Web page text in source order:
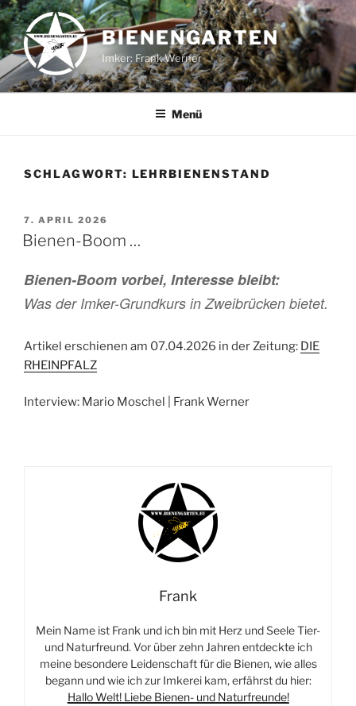
Zum
Inhalt
springen
BIENENGARTEN
Imker: Frank Werner
Menü
SCHLAGWORT: LEHRBIENENSTAND
VERÖFFENTLICHT
AM
7. APRIL 2026
Bienen-Boom …
Bienen-Boom vorbei, Interesse bleibt:
Was der Imker-Grundkurs in Zweibrücken bietet.
Artikel erschienen am 07.04.2026 in der Zeitung: DIE
RHEINPFALZ
Interview: Mario Moschel | Frank Werner
Frank
Mein Name ist Frank und ich bin mit Herz und Seele Tier-
und Naturfreund. Vor über zehn Jahren entdeckte ich
meine besondere Leidenschaft für die Bienen, wie alles
begann und wie ich zur Imkerei kam, erfährst du hier:
Hallo Welt! Liebe Bienen- und Naturfreunde!